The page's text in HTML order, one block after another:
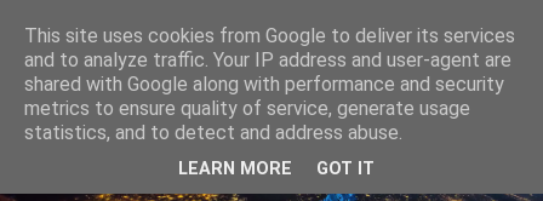
This site uses cookies from Google to deliver its services
and to analyze traffic. Your IP address and user-agent are
shared with Google along with performance and security
metrics to ensure quality of service, generate usage
statistics, and to detect and address abuse.
LEARN MORE GOT IT